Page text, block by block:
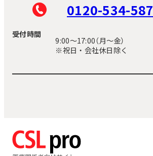
0120-534-587
受付時間
9:00〜17:00（月～金）
※祝日・会社休日除く